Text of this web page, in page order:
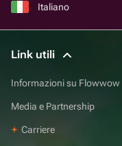
Italiano
Link utili
Informazioni su Flowwow
Media e Partnership
Carriere